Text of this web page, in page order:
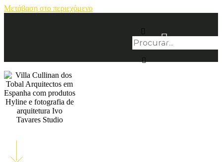
Μετάβαση στο περιεχόμενο